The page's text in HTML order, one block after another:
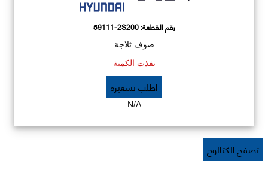
رقم القطعة:59111-2S200
صوف ثلاجة
نفذت الكمية
اطلب تسعيرة
N/A
تصفح الكتالوج